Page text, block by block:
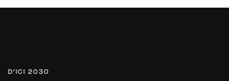
D’ICI 2030